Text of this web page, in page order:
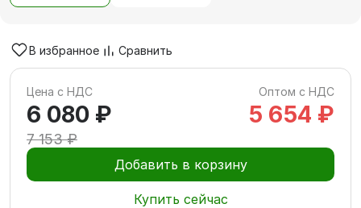
В избранное Сравнить
Цена с НДС Оптом с НДС
6 080 ₽
7 153 ₽
5 654 ₽
Добавить в корзину
Купить сейчас